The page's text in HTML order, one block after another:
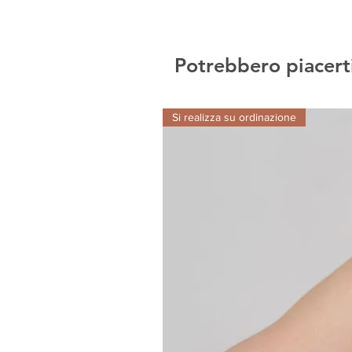
Potrebbero
Si realizza su ordinazione